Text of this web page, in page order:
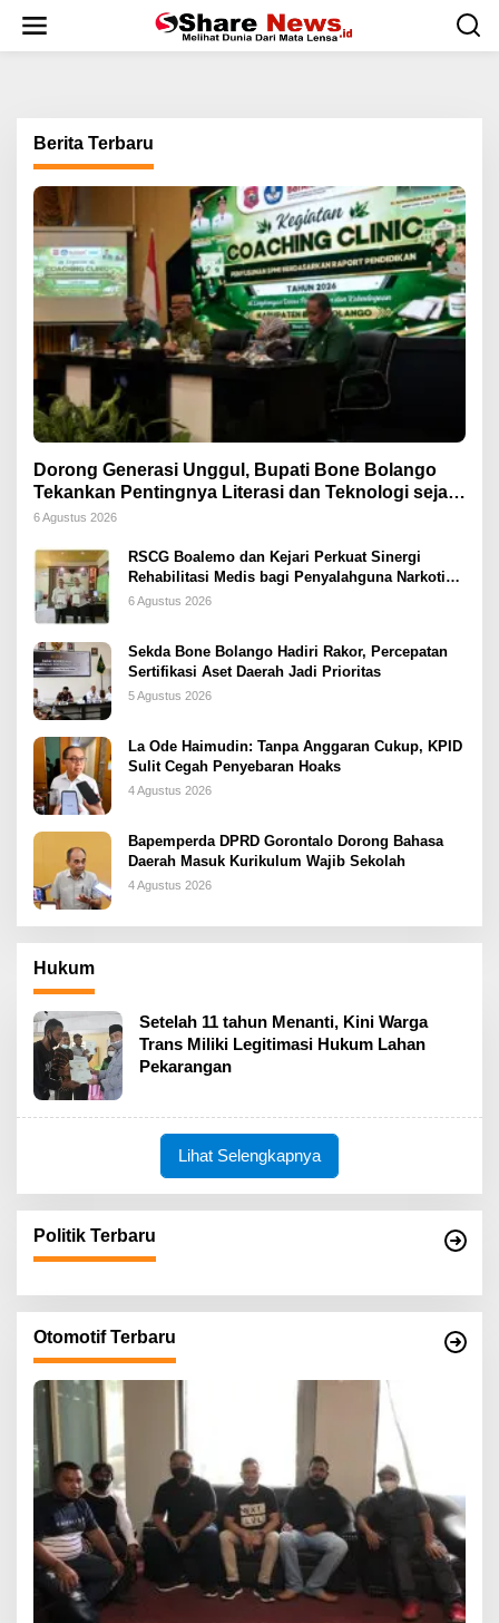
w
Berita Terbaru
Dorong Generasi Unggul, Bupati Bone Bolango
Tekankan Pentingnya Literasi dan Teknologi sejak
Dini
6 Agustus 2026
RSCG Boalemo dan Kejari Perkuat Sinergi
Rehabilitasi Medis bagi Penyalahguna Narkotika
melalui Keadilan Restoratif
6 Agustus 2026
Sekda Bone Bolango Hadiri Rakor, Percepatan
Sertifikasi Aset Daerah Jadi Prioritas
5 Agustus 2026
La Ode Haimudin: Tanpa Anggaran Cukup, KPID
Sulit Cegah Penyebaran Hoaks
4 Agustus 2026
Bapemperda DPRD Gorontalo Dorong Bahasa
Daerah Masuk Kurikulum Wajib Sekolah
4 Agustus 2026
Hukum
Setelah 11 tahun Menanti, Kini Warga
Trans Miliki Legitimasi Hukum Lahan
Pekarangan
Lihat Selengkapnya
Politik Terbaru
Otomotif Terbaru